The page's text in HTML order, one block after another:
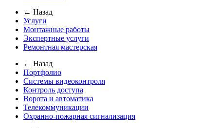
← Назад
Услуги
Монтажные работы
Экспертные услуги
Ремонтная мастерская
← Назад
Портфолио
Системы видеоконтроля
Контроль доступа
Ворота и автоматика
Телекоммуникации
Охранно-пожарная сигнализация